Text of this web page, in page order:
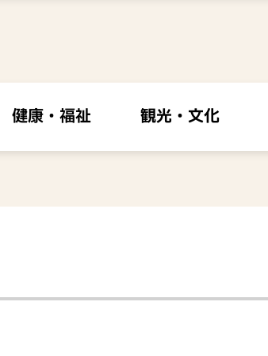
健康・福祉 観光・文化